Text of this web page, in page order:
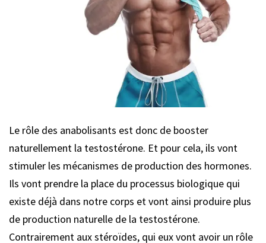
Le rôle des anabolisants est donc de booster
naturellement la testostérone. Et pour cela, ils vont
stimuler les mécanismes de production des hormones.
Ils vont prendre la place du processus biologique qui
existe déjà dans notre corps et vont ainsi produire plus
de production naturelle de la testostérone.
Contrairement aux stéroïdes, qui eux vont avoir un rôle